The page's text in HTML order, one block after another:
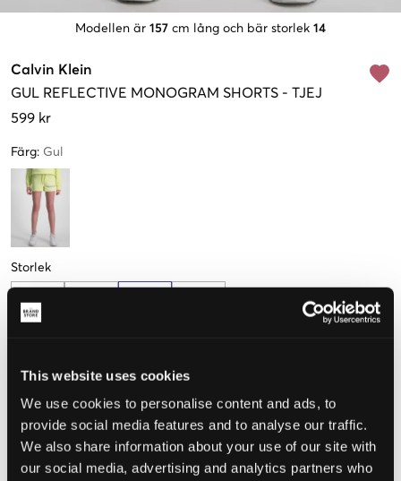
This website uses cookies
We use cookies to personalise content and ads, to
provide social media features and to analyse our traffic.
We also share information about your use of our site with
our social media, advertising and analytics partners who
Modellen är 157 cm lång och bär storlek 14
Calvin Klein
GUL REFLECTIVE MONOGRAM SHORTS - TJEJ
599 kr
Färg: Gul
Storlek
10 år
140 cm
Upplevd storlek
Liten Perfekt Stor
STORLEKSGUIDE